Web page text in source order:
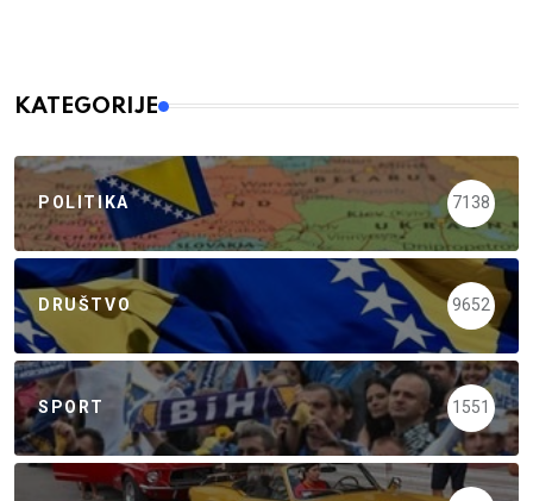
KATEGORIJE
POLITIKA 7138
DRUŠTVO 9652
SPORT 1551